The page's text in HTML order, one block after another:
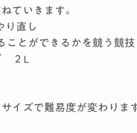
ていきます。
り直し
ことができるかを競う競技
２L
イズで難易度が変わりま